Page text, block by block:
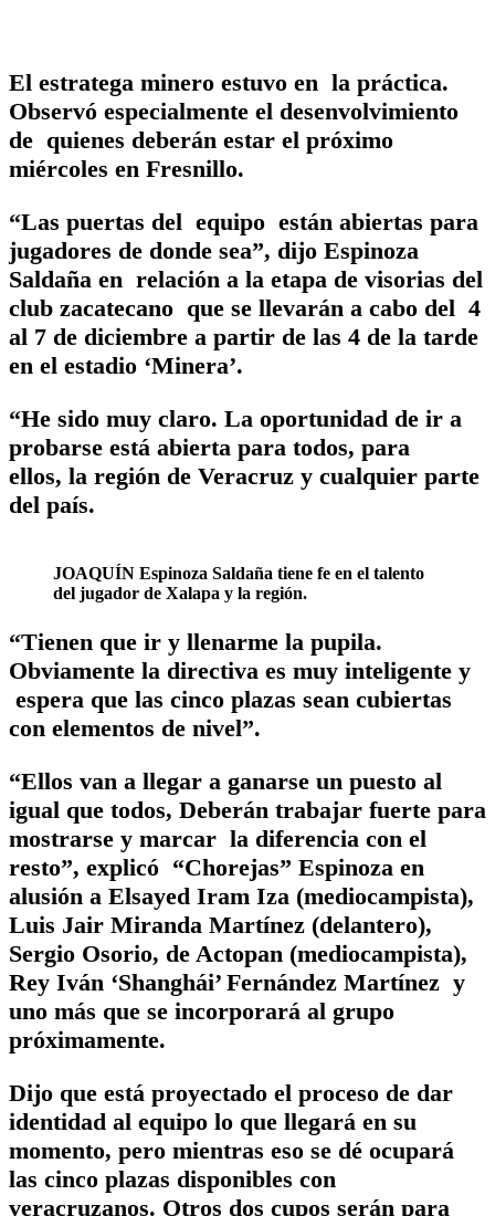
El estratega minero estuvo en la práctica.
Observó especialmente el desenvolvimiento
de quienes deberán estar el próximo
miércoles en Fresnillo.
“Las puertas del equipo están abiertas para
jugadores de donde sea”, dijo Espinoza
Saldaña en relación a la etapa de visorias del
club zacatecano que se llevarán a cabo del 4
al 7 de diciembre a partir de las 4 de la tarde
en el estadio ‘Minera’.
“He sido muy claro. La oportunidad de ir a
probarse está abierta para todos, para
ellos, la región de Veracruz y cualquier parte
del país.
JOAQUÍN Espinoza Saldaña tiene fe en el talento
del jugador de Xalapa y la región.
“Tienen que ir y llenarme la pupila.
Obviamente la directiva es muy inteligente y
espera que las cinco plazas sean cubiertas
con elementos de nivel”.
“Ellos van a llegar a ganarse un puesto al
igual que todos, Deberán trabajar fuerte para
mostrarse y marcar la diferencia con el
resto”, explicó “Chorejas” Espinoza en
alusión a Elsayed Iram Iza (mediocampista),
Luis Jair Miranda Martínez (delantero),
Sergio Osorio, de Actopan (mediocampista),
Rey Iván ‘Shanghái’ Fernández Martínez y
uno más que se incorporará al grupo
próximamente.
Dijo que está proyectado el proceso de dar
identidad al equipo lo que llegará en su
momento, pero mientras eso se dé ocupará
las cinco plazas disponibles con
veracruzanos. Otros dos cupos serán para